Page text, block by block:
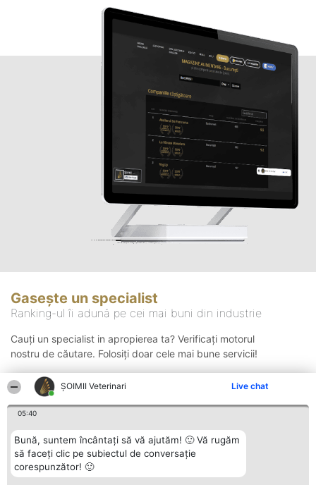
ȘOIMII Veterinari Live chat
05:40
Bună, suntem încântați să vă ajutăm! 🙂 Vă rugăm
să faceți clic pe subiectul de conversație
corespunzător! 🙂
Gasește un specialist
Ranking-ul îi adună pe cei mai buni din industrie
Cauți un specialist in apropierea ta? Verificați motorul
nostru de căutare. Folosiți doar cele mai bune servicii!